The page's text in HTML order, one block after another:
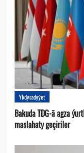
Ykdysadyýet
Bakuda TDG-ä agza
maslahaty geçiriler